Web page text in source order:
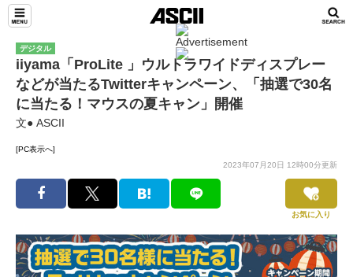
デジタル
iiyama「ProLite 」ウルトラワイドディスプレー
などが当たるTwitterキャンペーン、「抽選で30名
に当たる！マウスの夏キャン」開催
文● ASCII
[PC表示へ]
2023年07月20日 12時00分更新
お気に入り